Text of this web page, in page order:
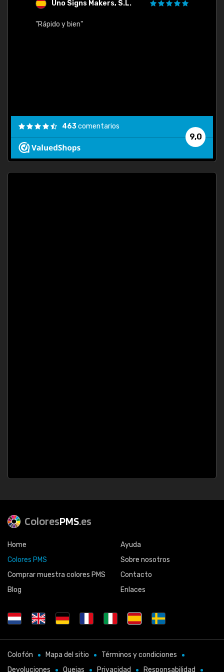
Uno Signs Makers, S.L.
"Rápido y bien"
9,0
463comentarios
ColoresPMS.es
Home
Colores PMS
Comprar muestra colores PMS
Blog
Ayuda
Sobre nosotros
Contacto
Enlaces
Colofón Mapa del sitio
Términos y condiciones
Devoluciones
Quejas Privacidad Responsabilidad